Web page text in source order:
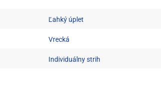
Ľahký úplet
Vrecká
Individuálny strih